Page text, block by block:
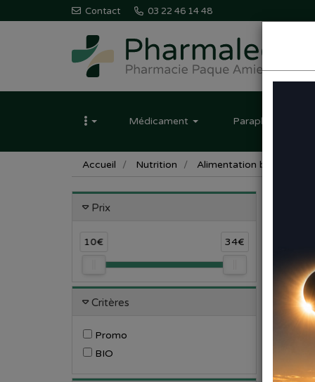
Contact 03 22 46 14 48
Pharmaleo
Pharmacie
Paque
Amiens
Médicament Parapharmacie
Accueil Nutrition Alimentation bébé
Prix
10€ 34€
Critères
Promo
BIO